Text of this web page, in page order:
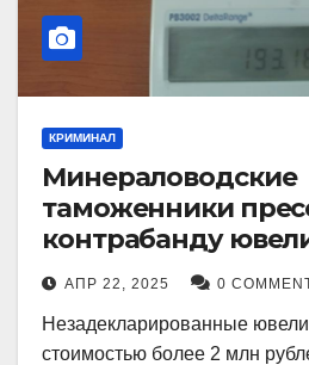
КРИМИНАЛ
Минераловодские
таможенники
контрабанду
изделий на 2 млн
АПР 22, 2025 0
Незадекларированные
стоимостью более 2 млн